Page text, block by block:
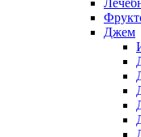
Джем